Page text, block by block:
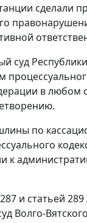
суд
в
по
к
и статьей
Волго-